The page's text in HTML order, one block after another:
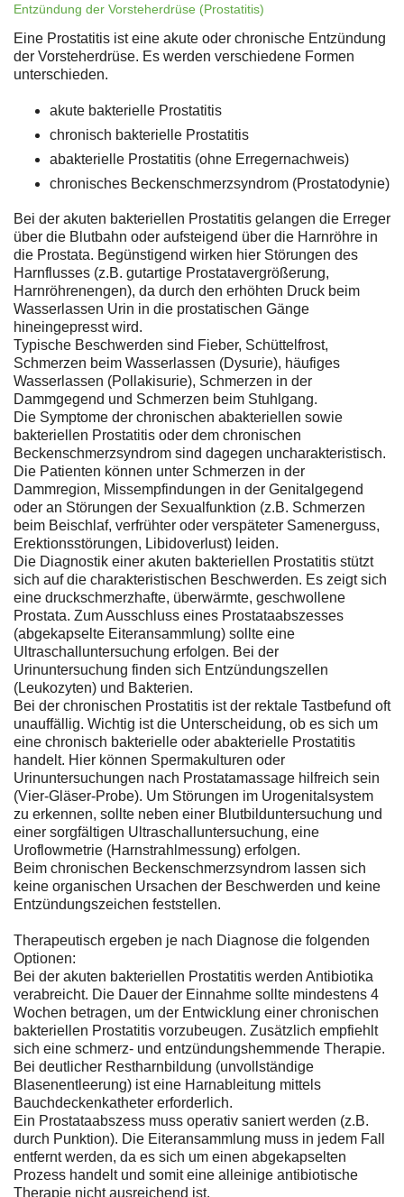
Entzündung der Vorsteherdrüse (Prostatitis)
Eine Prostatitis ist eine akute oder chronische Entzündung
der Vorsteherdrüse. Es werden verschiedene Formen
unterschieden.
akute bakterielle Prostatitis
chronisch bakterielle Prostatitis
abakterielle Prostatitis (ohne Erregernachweis)
chronisches Beckenschmerzsyndrom (Prostatodynie)
Bei der akuten bakteriellen Prostatitis gelangen die Erreger
über die Blutbahn oder aufsteigend über die Harnröhre in
die Prostata. Begünstigend wirken hier Störungen des
Harnflusses (z.B. gutartige Prostatavergrößerung,
Harnröhrenengen), da durch den erhöhten Druck beim
Wasserlassen Urin in die prostatischen Gänge
hineingepresst wird.
Typische Beschwerden sind Fieber, Schüttelfrost,
Schmerzen beim Wasserlassen (Dysurie), häufiges
Wasserlassen (Pollakisurie), Schmerzen in der
Dammgegend und Schmerzen beim Stuhlgang.
Die Symptome der chronischen abakteriellen sowie
bakteriellen Prostatitis oder dem chronischen
Beckenschmerzsyndrom sind dagegen uncharakteristisch.
Die Patienten können unter Schmerzen in der
Dammregion, Missempfindungen in der Genitalgegend
oder an Störungen der Sexualfunktion (z.B. Schmerzen
beim Beischlaf, verfrühter oder verspäteter Samenerguss,
Erektionsstörungen, Libidoverlust) leiden.
Die Diagnostik einer akuten bakteriellen Prostatitis stützt
sich auf die charakteristischen Beschwerden. Es zeigt sich
eine druckschmerzhafte, überwärmte, geschwollene
Prostata. Zum Ausschluss eines Prostataabszesses
(abgekapselte Eiteransammlung) sollte eine
Ultraschalluntersuchung erfolgen. Bei der
Urinuntersuchung finden sich Entzündungszellen
(Leukozyten) und Bakterien.
Bei der chronischen Prostatitis ist der rektale Tastbefund oft
unauffällig. Wichtig ist die Unterscheidung, ob es sich um
eine chronisch bakterielle oder abakterielle Prostatitis
handelt. Hier können Spermakulturen oder
Urinuntersuchungen nach Prostatamassage hilfreich sein
(Vier-Gläser-Probe). Um Störungen im Urogenitalsystem
zu erkennen, sollte neben einer Blutbilduntersuchung und
einer sorgfältigen Ultraschalluntersuchung, eine
Uroflowmetrie (Harnstrahlmessung) erfolgen.
Beim chronischen Beckenschmerzsyndrom lassen sich
keine organischen Ursachen der Beschwerden und keine
Entzündungszeichen feststellen.
Therapeutisch ergeben je nach Diagnose die folgenden
Optionen:
Bei der akuten bakteriellen Prostatitis werden Antibiotika
verabreicht. Die Dauer der Einnahme sollte mindestens 4
Wochen betragen, um der Entwicklung einer chronischen
bakteriellen Prostatitis vorzubeugen. Zusätzlich empfiehlt
sich eine schmerz- und entzündungshemmende Therapie.
Bei deutlicher Restharnbildung (unvollständige
Blasenentleerung) ist eine Harnableitung mittels
Bauchdeckenkatheter erforderlich.
Ein Prostataabszess muss operativ saniert werden (z.B.
durch Punktion). Die Eiteransammlung muss in jedem Fall
entfernt werden, da es sich um einen abgekapselten
Prozess handelt und somit eine alleinige antibiotische
Therapie nicht ausreichend ist.